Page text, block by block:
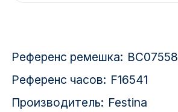
2717 км
2-я Смирновка
Референс ремешка: BC07558
Референс часов: F16541
Производитель: Festina